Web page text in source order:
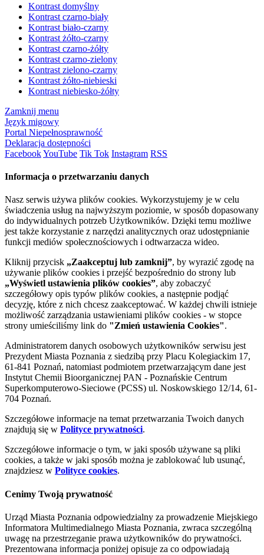
Kontrast domyślny
Kontrast czarno-biały
Kontrast biało-czarny
Kontrast żółto-czarny
Kontrast czarno-żółty
Kontrast czarno-zielony
Kontrast zielono-czarny
Kontrast żółto-niebieski
Kontrast niebiesko-żółty
Zamknij menu
Język migowy
Portal Niepełnosprawność
Deklaracja dostępności
FacebookYouTube Tik Tok Instagram RSS
Informacja o przetwarzaniu danych
Nasz serwis używa plików cookies. Wykorzystujemy je w celu
świadczenia usług na najwyższym poziomie, w sposób dopasowany
do indywidualnych potrzeb Użytkowników. Dzięki temu możliwe
jest także korzystanie z narzędzi analitycznych oraz udostępnianie
funkcji mediów społecznościowych i odtwarzacza wideo.
Kliknij przycisk „Zaakceptuj lub zamknij”, by wyrazić zgodę na
używanie plików cookies i przejść bezpośrednio do strony lub
„Wyświetl ustawienia plików cookies”, aby zobaczyć
szczegółowy opis typów plików cookies, a następnie podjąć
decyzję, które z nich chcesz zaakceptować. W każdej chwili istnieje
możliwość zarządzania ustawieniami plików cookies - w stopce
strony umieściliśmy link do "Zmień ustawienia Cookies".
Administratorem danych osobowych użytkowników serwisu jest
Prezydent Miasta Poznania z siedzibą przy Placu Kolegiackim 17,
61-841 Poznań, natomiast podmiotem przetwarzającym dane jest
Instytut Chemii Bioorganicznej PAN - Poznańskie Centrum
Superkomputerowo-Sieciowe (PCSS) ul. Noskowskiego 12/14, 61-
704 Poznań.
Szczegółowe informacje na temat przetwarzania Twoich danych
znajdują się w Polityce prywatności.
Szczegółowe informacje o tym, w jaki sposób używane są pliki
cookies, a także w jaki sposób można je zablokować lub usunąć,
znajdziesz w Polityce cookies.
Cenimy Twoją prywatność
Urząd Miasta Poznania odpowiedzialny za prowadzenie Miejskiego
Informatora Multimedialnego Miasta Poznania, zwraca szczególną
uwagę na przestrzeganie prawa użytkowników do prywatności.
Prezentowana informacja poniżej opisuje za co odpowiadają